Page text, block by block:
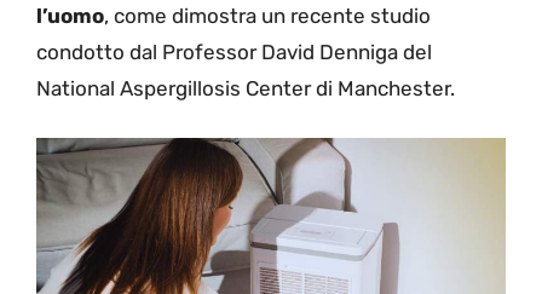
l’uomo, come dimostra un recente studio
condotto dal Professor David Denniga del
National Aspergillosis Center di Manchester.